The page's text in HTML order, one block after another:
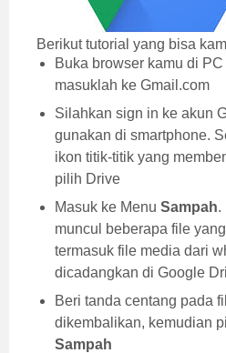
Berikut tutorial yang bisa
Buka browser kamu di
masuklah ke Gmail.com
Silahkan sign in ke akun
gunakan di smartphone.
ikon titik-titik yang
pilih Drive
Masuk ke Menu Sampah.
muncul beberapa file
termasuk file media dari
dicadangkan di Google
Beri tanda centang pada
dikembalikan, kemudian
Sampah